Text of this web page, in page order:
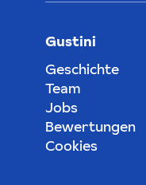
Gustini
Geschichte
Team
Jobs
Bewertungen
Cookies